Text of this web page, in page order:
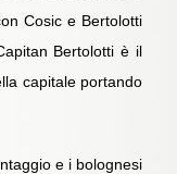
Cosic e Bertolotti
Bertolotti è il
capitale portando
e i bolognesi